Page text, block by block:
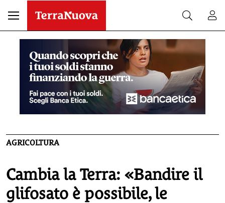
AGRICOLTURA
Cambia la Terra: «Bandire il
glifosato è possibile, le